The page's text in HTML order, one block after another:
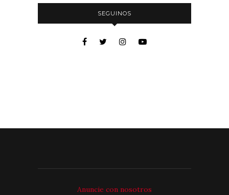
SEGUINOS
Anuncie con nosotros